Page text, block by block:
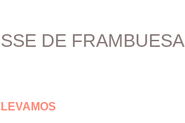
DE FRAMBUESA